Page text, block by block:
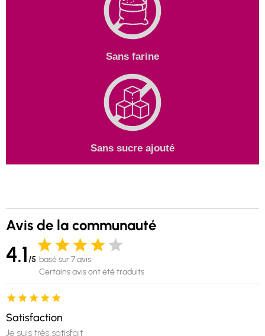
Sans farine
Sans sucre ajouté
Avis de la communauté
4.1/5 basé sur 7 avis
Certains avis ont été traduits
Satisfaction
Je suis très satisfait